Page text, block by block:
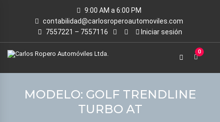
9:00 AM a 6:00 PM
contabilidad@carlosroperoautomoviles.com
7557221 – 7557116
Iniciar sesión
0
MODELO: GOLF TRENDLINE
TURBO AT